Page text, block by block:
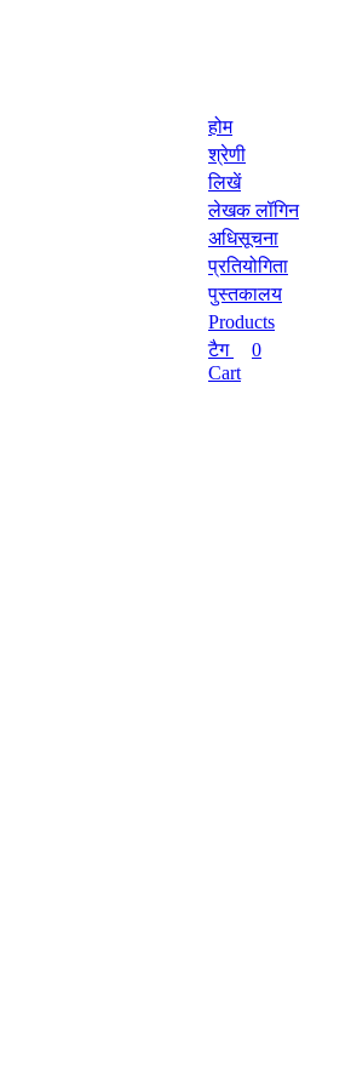
होम
श्रेणी
लिखें
लेखक लॉगिन
अधिसूचना
प्रतियोगिता
पुस्तकालय
Products
टैग
0
Cart